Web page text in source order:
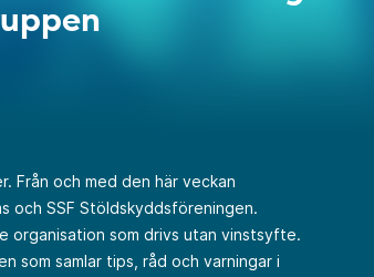
Från och med den här veckan
och SSF Stöldskyddsföreningen.
organisation som drivs utan vinstsyfte.
som samlar tips, råd och varningar i